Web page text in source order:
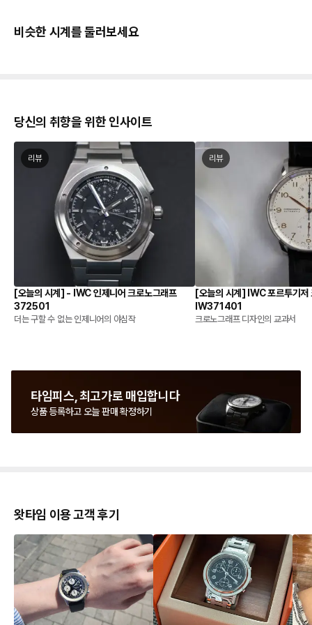
비슷한 시계를 둘러보세요
당신의 취향을 위한 인사이트
리뷰
[오늘의 시계] - IWC 인제니어 크로노그래프
372501
더는 구할 수 없는 인제니어의 야심작
리뷰
[오늘의 시계] IWC 포르투기저
IW371401
크로노그래프 디자인의 교과서
타임피스, 최고가로 매입합니다
상품 등록하고 오늘 판매 확정하기
왓타임 이용 고객 후기